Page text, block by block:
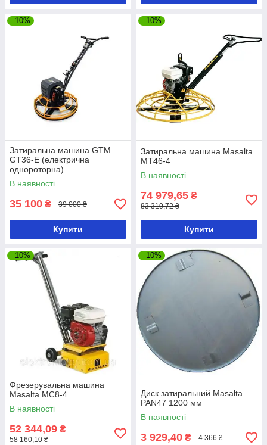
–10%
Затиральна машина GTM
GT36-E (електрична
однороторна)
В наявності
35 100 ₴ 39 000 ₴
Купити
–10%
Затиральна машина Masalta
MT46-4
В наявності
74 979,65 ₴
83 310,72 ₴
Купити
–10%
Фрезерувальна машина
Masalta MC8-4
В наявності
52 344,09 ₴
58 160,10 ₴
–10%
Диск затиральний Masalta
PAN47 1200 мм
В наявності
3 929,40 ₴ 4 366 ₴